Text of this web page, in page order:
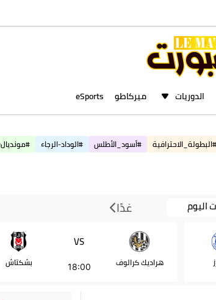
الدوريات ميركاطو eSports
#البطولة_الاحترافية #أسود_الأطلس #الوداد-الرجاء #مونديال2030
اليوم غدًا
هراديك كرالوف
VS
18:00 بشكتاش